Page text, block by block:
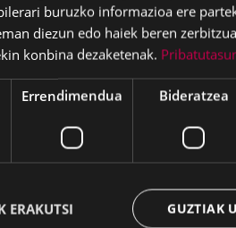
buruzko informazioa ere
diezun edo haiek beren
konbina dezaketenak.
Errendimendua Bideratzea
GUZTIAK
ERAKUTSI